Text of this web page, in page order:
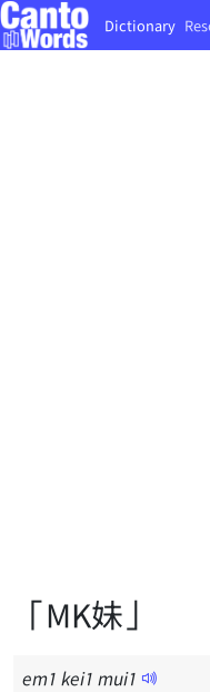
Dictionary
「MK妹」
em1 kei1 mui1